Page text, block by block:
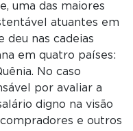
uma das maiores
atuantes em
deu nas cadeias
em quatro países:
No caso
por avaliar a
digno na visão
e outros